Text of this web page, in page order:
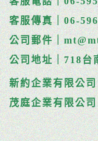
客服傳真｜06-
公司郵件｜
公司地址｜718台
新約企業有限公
茂庭企業有限公